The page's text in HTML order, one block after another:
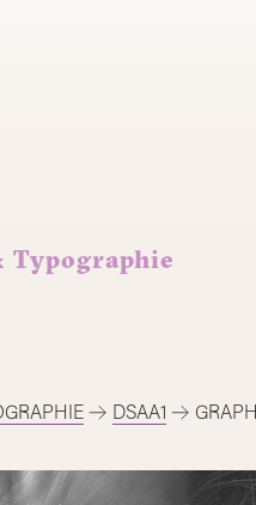
Typographie
DSAA1